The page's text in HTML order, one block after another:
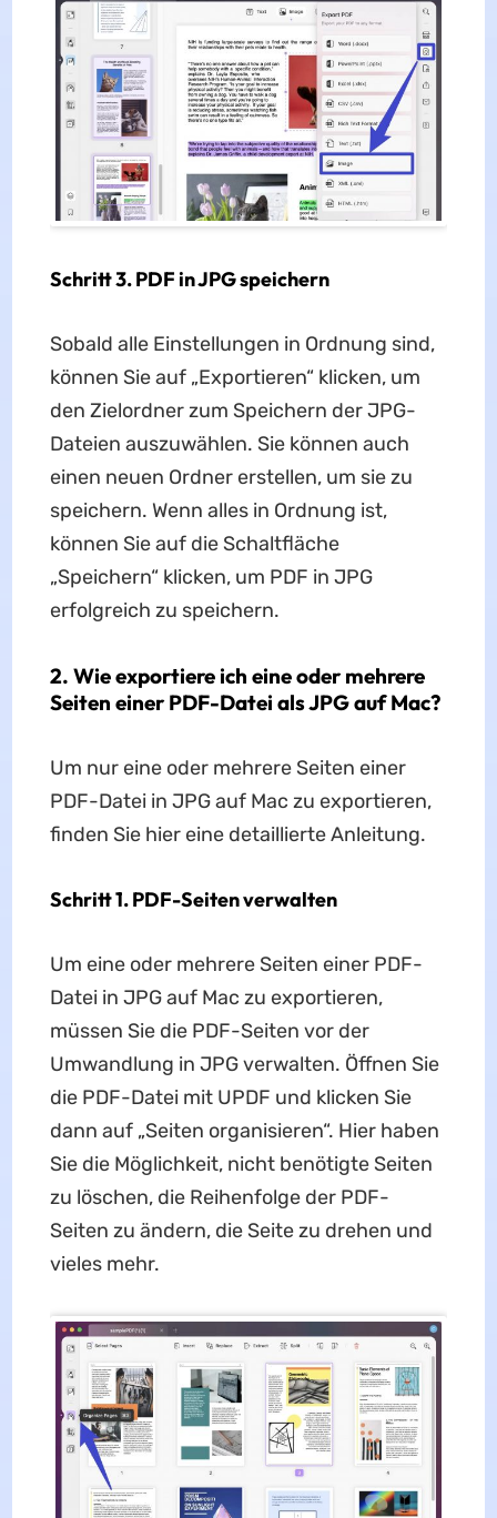
Schritt 3. PDF in JPG speichern
Sobald alle Einstellungen in Ordnung sind,
können Sie auf „Exportieren“ klicken, um
den Zielordner zum Speichern der JPG-
Dateien auszuwählen. Sie können auch
einen neuen Ordner erstellen, um sie zu
speichern. Wenn alles in Ordnung ist,
können Sie auf die Schaltfläche
„Speichern“ klicken, um PDF in JPG
erfolgreich zu speichern.
2. Wie exportiere ich eine oder mehrere
Seiten einer PDF-Datei als JPG auf Mac?
Um nur eine oder mehrere Seiten einer
PDF-Datei in JPG auf Mac zu exportieren,
finden Sie hier eine detaillierte Anleitung.
Schritt 1. PDF-Seiten verwalten
Um eine oder mehrere Seiten einer PDF-
Datei in JPG auf Mac zu exportieren,
müssen Sie die PDF-Seiten vor der
Umwandlung in JPG verwalten. Öffnen Sie
die PDF-Datei mit UPDF und klicken Sie
dann auf „Seiten organisieren“. Hier haben
Sie die Möglichkeit, nicht benötigte Seiten
zu löschen, die Reihenfolge der PDF-
Seiten zu ändern, die Seite zu drehen und
vieles mehr.